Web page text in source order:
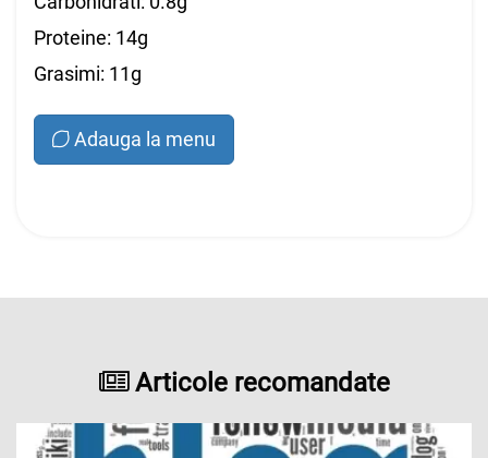
Proteine: 14g
Grasimi: 11g
Adauga la menu
Articole recomandate